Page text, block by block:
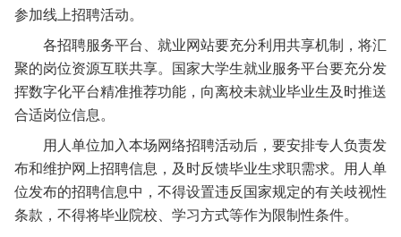
参加线上招聘活动。
各招聘服务平台、就业网站要充分利用共享机制，将汇
聚的岗位资源互联共享。国家大学生就业服务平台要充分发
挥数字化平台精准推荐功能，向离校未就业毕业生及时推送
合适岗位信息。
用人单位加入本场网络招聘活动后，要安排专人负责发
布和维护网上招聘信息，及时反馈毕业生求职需求。用人单
位发布的招聘信息中，不得设置违反国家规定的有关歧视性
条款，不得将毕业院校、学习方式等作为限制性条件。